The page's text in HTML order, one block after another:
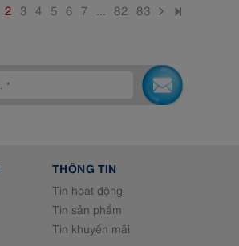
2 3 4 5 6 7 82 83
THÔNG TIN
Tin hoạt động
Tin sản phẩm
Tin khuyến mãi